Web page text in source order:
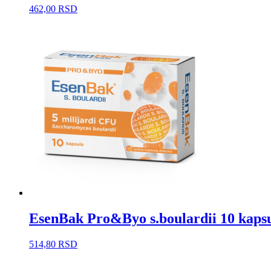
462,00 RSD
EsenBak Pro&Byo s.boulardii 10
514,80 RSD